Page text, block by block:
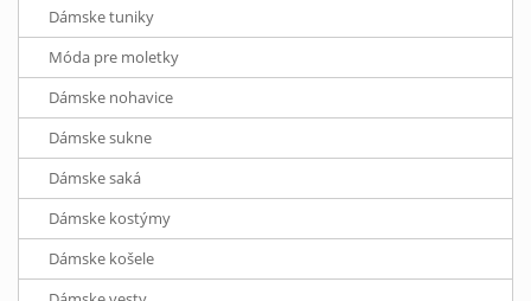
Dámske tuniky
Móda pre moletky
Dámske nohavice
Dámske sukne
Dámske saká
Dámske kostýmy
Dámske košele